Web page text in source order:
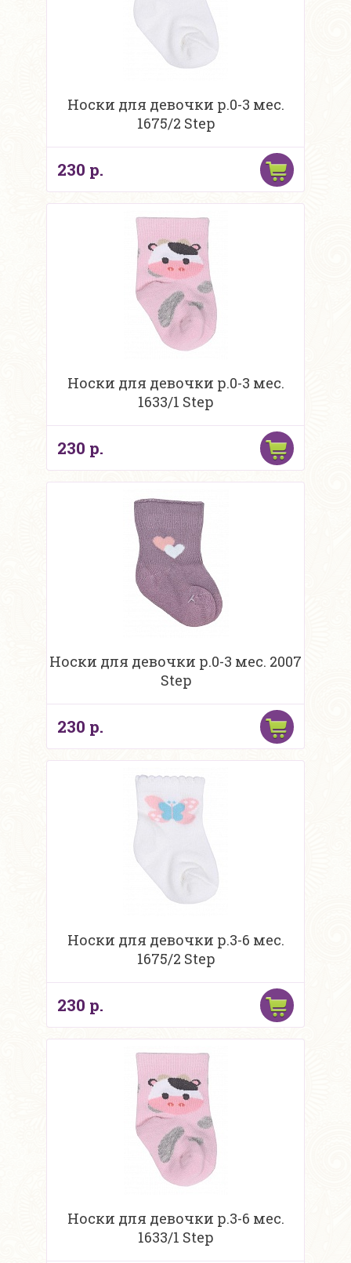
Носки для девочки р.0-3 мес.
1675/2 Step
230 р.
Носки для девочки р.0-3 мес.
1633/1 Step
230 р.
Носки для девочки р.0-3 мес. 2007
Step
230 р.
Носки для девочки р.3-6 мес.
1675/2 Step
230 р.
Носки для девочки р.3-6 мес.
1633/1 Step